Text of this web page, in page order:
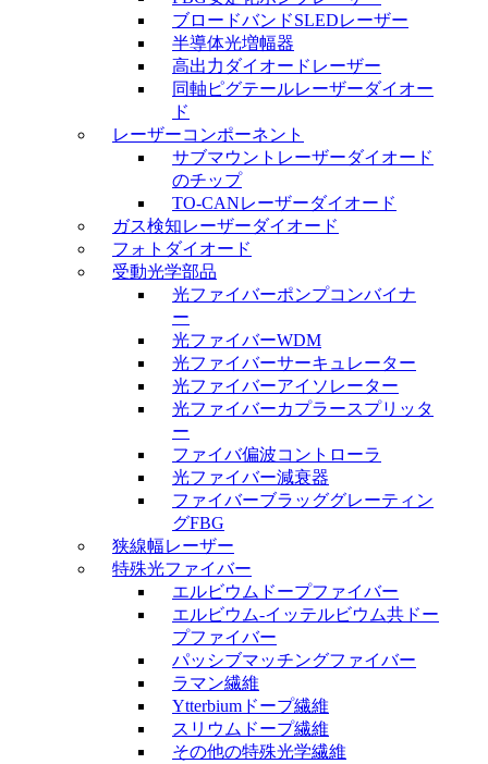
ブロードバンドSLEDレーザー
半導体光増幅器
高出力ダイオードレーザー
同軸ピグテールレーザーダイオー
ド
レーザーコンポーネント
サブマウントレーザーダイオード
のチップ
TO-CANレーザーダイオード
ガス検知レーザーダイオード
フォトダイオード
受動光学部品
光ファイバーポンプコンバイナ
ー
光ファイバーWDM
光ファイバーサーキュレーター
光ファイバーアイソレーター
光ファイバーカプラースプリッタ
ー
ファイバ偏波コントローラ
光ファイバー減衰器
ファイバーブラッググレーティン
グFBG
狭線幅レーザー
特殊光ファイバー
エルビウムドープファイバー
エルビウム-イッテルビウム共ドー
プファイバー
パッシブマッチングファイバー
ラマン繊維
Ytterbiumドープ繊維
スリウムドープ繊維
その他の特殊光学繊維